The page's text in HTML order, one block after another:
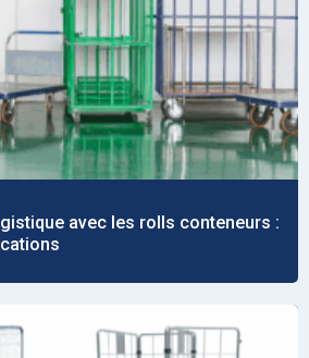
avec les rolls conteneurs :